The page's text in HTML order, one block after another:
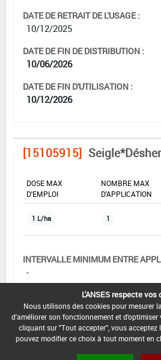
DATE DE RETRAIT DE L'USAGE :
10/12/2025
DATE DE FIN DE DISTRIBUTION :
10/06/2026
DATE DE FIN D'UTILISATION :
10/12/2026
[15105915]
DOSE MAX
D'EMPLOI
NOMBRE MAX
D'APPLICATION
1 L/ha 1
INTERVALLE MINIMUM ENTRE
-
DATE DE RETRAIT DE L'USAGE :
10/12/2025
DATE DE FIN DE DISTRIBUTION :
10/06/2026
L'ANSES respecte vos
Nous utilisons des cookies pour mesurer
d'améliorer son fonctionnement et d'optimiser
cliquant sur "Tout accepter", vous
pouvez modifier ce choix à tout moment en